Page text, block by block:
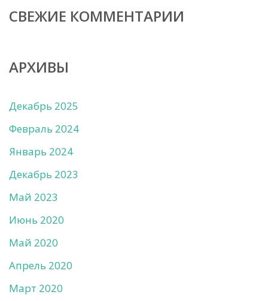
СВЕЖИЕ КОММЕНТАРИИ
АРХИВЫ
Декабрь 2025
Февраль 2024
Январь 2024
Декабрь 2023
Май 2023
Июнь 2020
Май 2020
Апрель 2020
Март 2020